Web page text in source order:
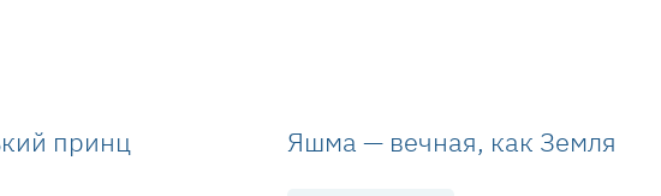
принц
Яшма — вечная, как Земля